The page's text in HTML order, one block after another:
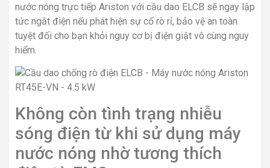
nước nóng trực tiếp Ariston với cầu dao ELCB sẽ ngay lập
tức ngắt điện nếu phát hiện sự cố rò rỉ, bảo vệ an toàn
tuyệt đối cho bạn khỏi nguy cơ bị điện giật vô cùng nguy
hiểm.
Không còn tình trạng nhiễu
sóng điện từ khi sử dụng máy
nước nóng nhờ tương thích